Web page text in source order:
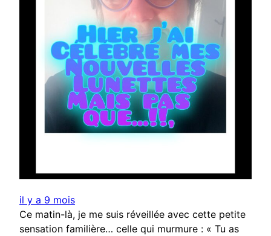
il y a 9 mois
Ce matin-là, je me suis réveillée avec cette petite
sensation familière… celle qui murmure : « Tu as